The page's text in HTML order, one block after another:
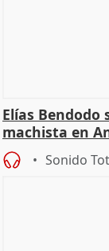
Elías Bendodo
machista en
Sonido